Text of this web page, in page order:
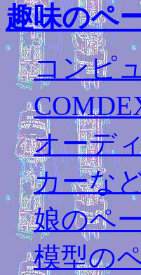
趣味のペ
コンピ
オーデ
カーな
娘のペ
模型の